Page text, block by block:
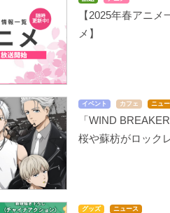
【2025年春アニ
メ】
イベント カフェ ニュ
「WIND
桜や蘇枋がロック
グッズ ニュース